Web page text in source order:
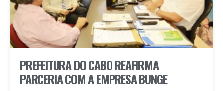
PREFEITURA DO CABO REAFIRMA
PARCERIA COM A EMPRESA BUNGE